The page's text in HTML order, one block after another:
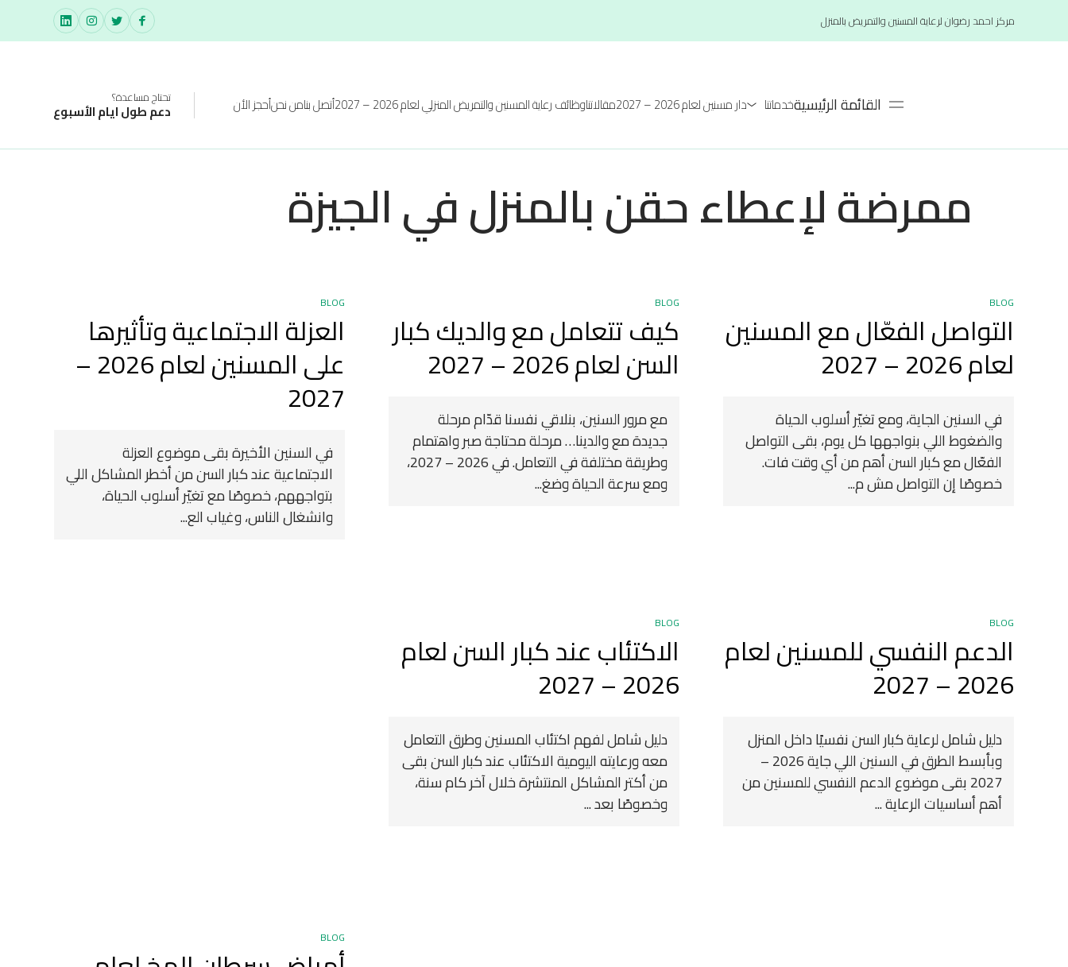
مركز احمد رضوان لرعاية المسنين والتمريض بالمنزل
القائمة الرئيسيةخدماتنا دار مسنين لعام 2026 – 2027 مقالاتناوظائف رعاية المسنين والتمريض المنزلي لعام 2026 – 2027 أتصل بنامن نحنأحجز الأن تحتاج مساعدة؟
دعم طول ايام الأسبوع
ممرضة لإعطاء حقن بالمنزل في الجيزة
BLOG
التواصل الفعّال مع المسنين
لعام 2026 – 2027
في السنين الجاية، ومع تغيّر أسلوب الحياة
والضغوط اللي بنواجهها كل يوم، بقى التواصل
الفعّال مع كبار السن أهم من أي وقت فات.
خصوصًا إن التواصل مش م...
BLOG
كيف تتعامل مع والديك كبار
السن لعام 2026 – 2027
مع مرور السنين، بنلاقي نفسنا قدّام مرحلة
جديدة مع والدينا… مرحلة محتاجة صبر واهتمام
وطريقة مختلفة في التعامل. في 2026 – 2027،
ومع سرعة الحياة وضغ...
BLOG
العزلة الاجتماعية وتأثيرها
على المسنين لعام 2026 –
2027
في السنين الأخيرة بقى موضوع العزلة
الاجتماعية عند كبار السن من أخطر المشاكل اللي
بتواجههم، خصوصًا مع تغيّر أسلوب الحياة،
وانشغال الناس، وغياب الع...
BLOG
الدعم النفسي للمسنين لعام
2026 – 2027
دليل شامل لرعاية كبار السن نفسيًا داخل المنزل
وبأبسط الطرق في السنين اللي جاية 2026 –
2027 بقى موضوع الدعم النفسي للمسنين من
أهم أساسيات الرعاية ...
BLOG
الاكتئاب عند كبار السن لعام
2026 – 2027
دليل شامل لفهم اكتئاب المسنين وطرق التعامل
معه ورعايته اليومية الاكتئاب عند كبار السن بقى
من أكتر المشاكل المنتشرة خلال آخر كام سنة،
وخصوصًا بعد ...
BLOG